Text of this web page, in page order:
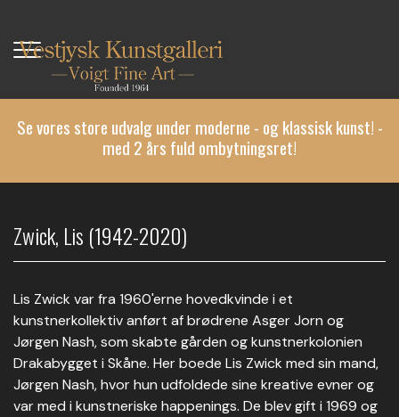
hovedindhold
Se vores store udvalg under moderne - og klassisk kunst! -
med 2 års fuld ombytningsret!
Zwick, Lis (1942-2020)
Lis Zwick var fra 1960'erne hovedkvinde i et
kunstnerkollektiv anført af brødrene Asger Jorn og
Jørgen Nash, som skabte gården og kunstnerkolonien
Drakabygget i Skåne. Her boede Lis Zwick med sin mand,
Jørgen Nash, hvor hun udfoldede sine kreative evner og
var med i kunstneriske happenings. De blev gift i 1969 og